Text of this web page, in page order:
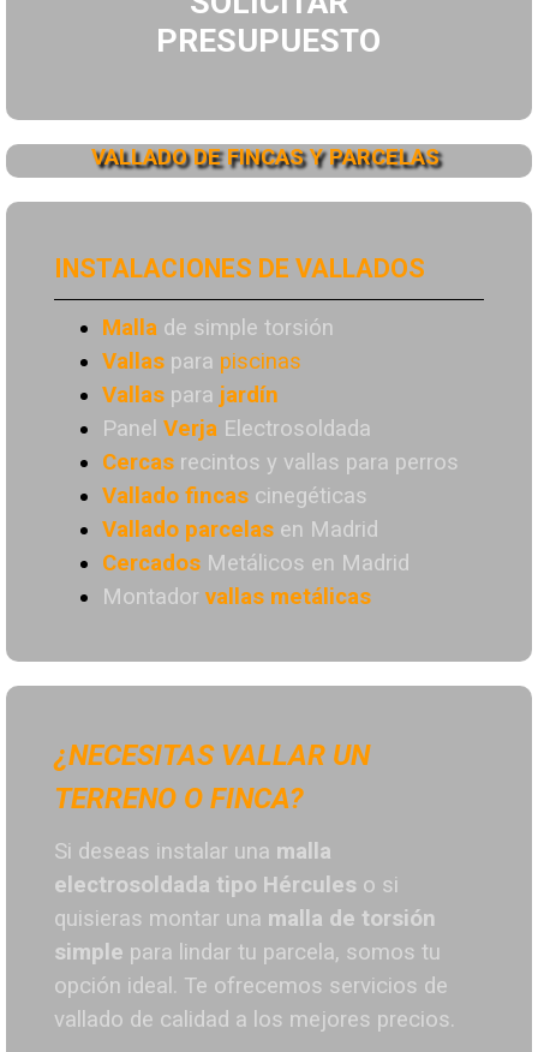
PRESUPUESTO
VALLADO DE FINCAS Y PARCELAS
INSTALACIONES DE VALLADOS
Malla de simple torsión
Vallas para piscinas
Vallas para jardín
Panel Verja Electrosoldada
Cercas recintos y vallas para perros
Vallado fincas cinegéticas
Vallado parcelas en Madrid
Cercados Metálicos en Madrid
Montador vallas metálicas
¿NECESITAS VALLAR UN
TERRENO O FINCA?
Si deseas instalar una malla
electrosoldada tipo Hércules o si
quisieras montar una malla de torsión
simple para lindar tu parcela, somos tu
opción ideal. Te ofrecemos servicios de
vallado de calidad a los mejores precios.